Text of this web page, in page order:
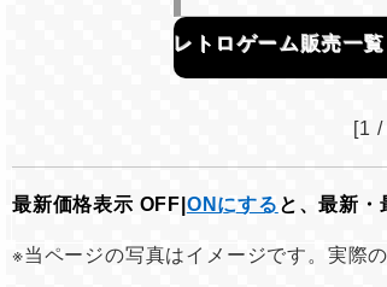
レトロゲーム販売一覧
[1 /
最新価格表示 OFF| ONにする と、最新・
※当ページの写真はイメージです。実際